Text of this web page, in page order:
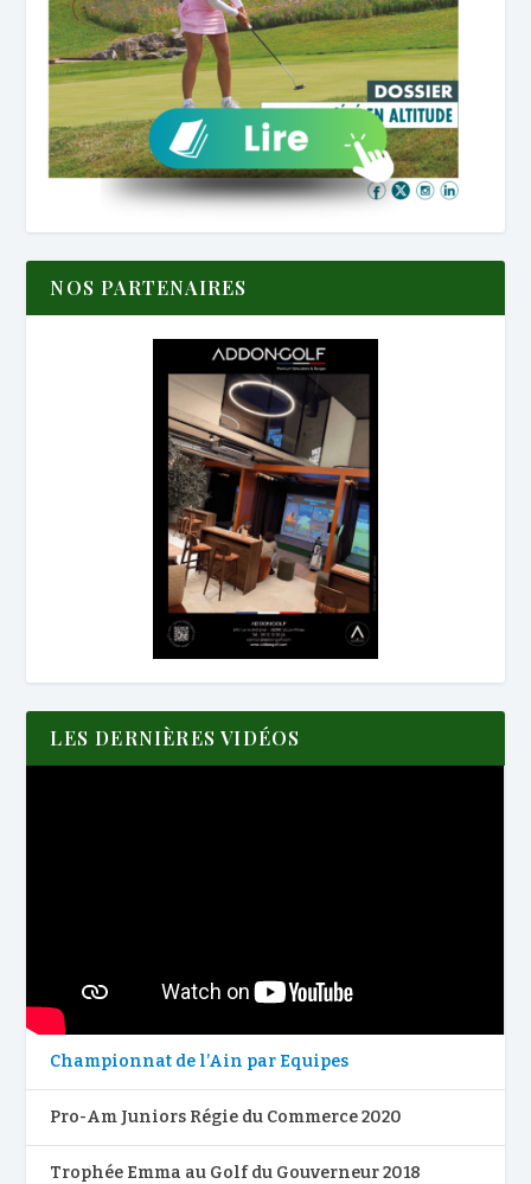
NOS PARTENAIRES
LES DERNIÈRES VIDÉOS
Championnat de l’Ain par Equipes
Pro-Am Juniors Régie du Commerce 2020
Trophée Emma au Golf du Gouverneur 2018